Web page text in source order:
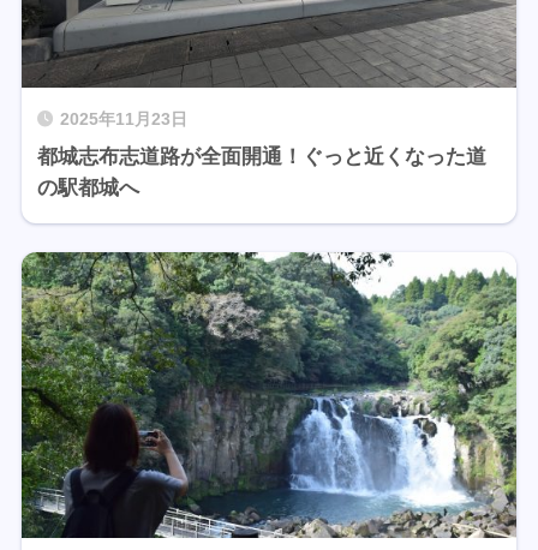
2025年11月23日
都城志布志道路が全面開通！ぐっと近くなった道
の駅都城へ